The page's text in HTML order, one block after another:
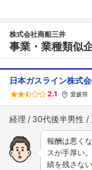
株式会社商船三井
事業・業種類似
日本ガスライン株式
2.1 愛媛県
経理 30代後半男性
報酬は悪く
スが手厚い
績を残さな